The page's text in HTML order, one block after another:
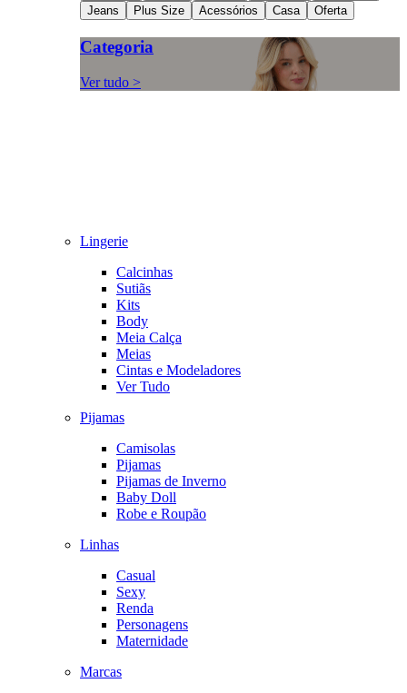
Jeans
Plus Size Acessórios Casa Oferta
Categoria
Ver tudo >
Lingerie
Calcinhas
Sutiãs
Kits
Body
Meia Calça
Meias
Cintas e Modeladores
Ver Tudo
Pijamas
Camisolas
Pijamas
Pijamas de Inverno
Baby Doll
Robe e Roupão
Linhas
Casual
Sexy
Renda
Personagens
Maternidade
Marcas